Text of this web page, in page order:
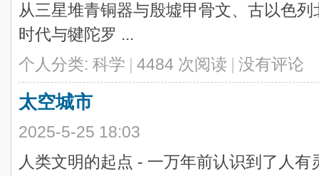
从三星堆青铜器与殷墟甲骨文、古以色
时代与犍陀罗 ...
个人分类: 科学 | 4484 次阅读 | 没有评论
太空城市
2025-5-25 18:03
人类文明的起点 - 一万年前认识到了人